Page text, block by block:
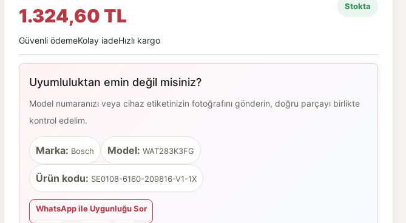
1.324,60 TL Stokta
Güvenli ödemeKolay iadeHızlı kargo
Uyumluluktan emin değil misiniz?
Model numaranızı veya cihaz etiketinizin fotoğrafını gönderin, doğru parçayı birlikte
kontrol edelim.
Marka: Bosch Model: WAT283K3FG
Ürün kodu: SE0108-6160-209816-V1-1X
WhatsApp ile Uygunluğu Sor